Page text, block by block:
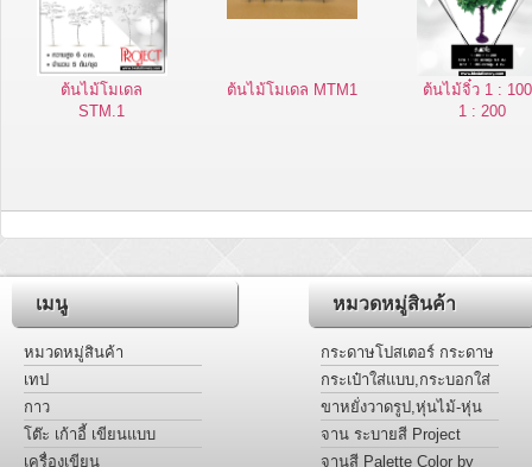
ต้นไม้โมเดล
STM.1
ต้นไม้โมเดล MTM1
ต้นไม้จิ๋ว 1 :
1 : 200
เมนู
หมวดหมู่สินค้า
เทป
กาว
โต๊ะ เก้าอี้ เขียนแบบ
เครื่องเขียน
หมวดหมู่สินค้า
กระดาษโปสเตอร์ กระดาษ
การ์ดหอม แผ่นอะครีลิคสี
กระเป๋าใส่แบบ,กระบอกใส่
แบบ
ขาหยั่งวาดรูป,หุ่นไม้-หุ่น
มือ Project
จาน ระบายสี Project
จานสี Palette Color by